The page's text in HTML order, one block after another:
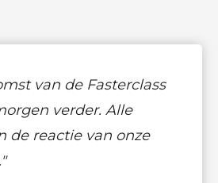
van de Fasterclass
verder. Alle
de reactie van onze